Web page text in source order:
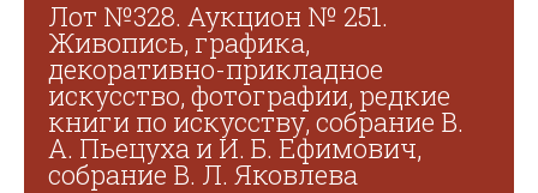
Лот №328. Аукцион № 251.
Живопись, графика,
декоративно-прикладное
искусство, фотографии, редкие
книги по искусству, собрание В.
А. Пьецуха и И. Б. Ефимович,
собрание В. Л. Яковлева